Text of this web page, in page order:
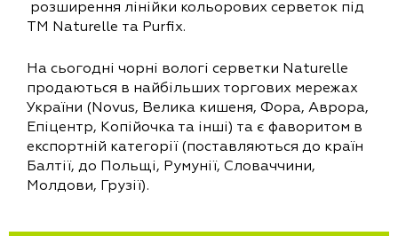
розширення лінійки кольорових серветок під
ТМ Naturelle та Purfix.
На сьогодні чорні вологі серветки Naturelle
продаються в найбільших торгових мережах
України (Novus, Велика кишеня, Фора, Аврора,
Епіцентр, Копійочка та інші) та є фаворитом в
експортній категорії (поставляються до країн
Балтії, до Польщі, Румунії, Словаччини,
Молдови, Грузії).